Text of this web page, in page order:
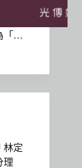
「…
林定
理